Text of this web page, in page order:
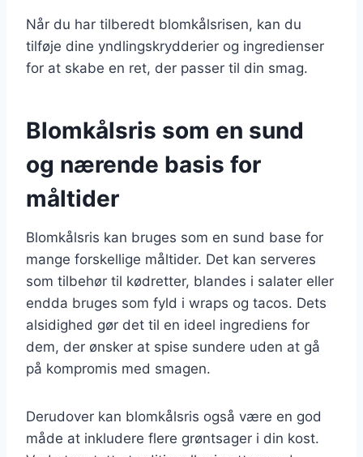
Når du har tilberedt blomkålsrisen, kan du
tilføje dine yndlingskrydderier og ingredienser
for at skabe en ret, der passer til din smag.
Blomkålsris som en sund
og nærende basis for
måltider
Blomkålsris kan bruges som en sund base for
mange forskellige måltider. Det kan serveres
som tilbehør til kødretter, blandes i salater eller
endda bruges som fyld i wraps og tacos. Dets
alsidighed gør det til en ideel ingrediens for
dem, der ønsker at spise sundere uden at gå
på kompromis med smagen.
Derudover kan blomkålsris også være en god
måde at inkludere flere grøntsager i din kost.